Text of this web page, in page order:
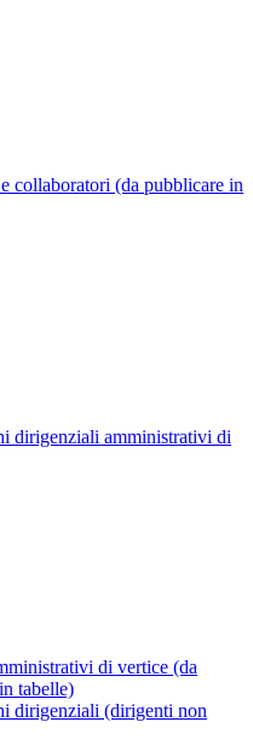
collaboratori (da pubblicare in
dirigenziali amministrativi di
di vertice (da
tabelle)
dirigenziali (dirigenti non